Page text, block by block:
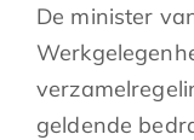
De minister
geldende